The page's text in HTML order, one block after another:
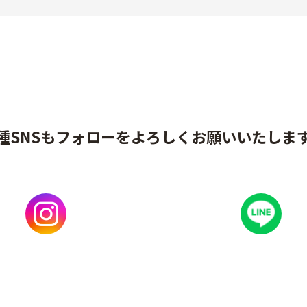
SNSもフォローをよろしくお願いいたしま